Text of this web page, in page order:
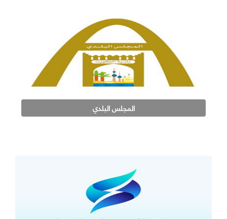
المجلس البلدي